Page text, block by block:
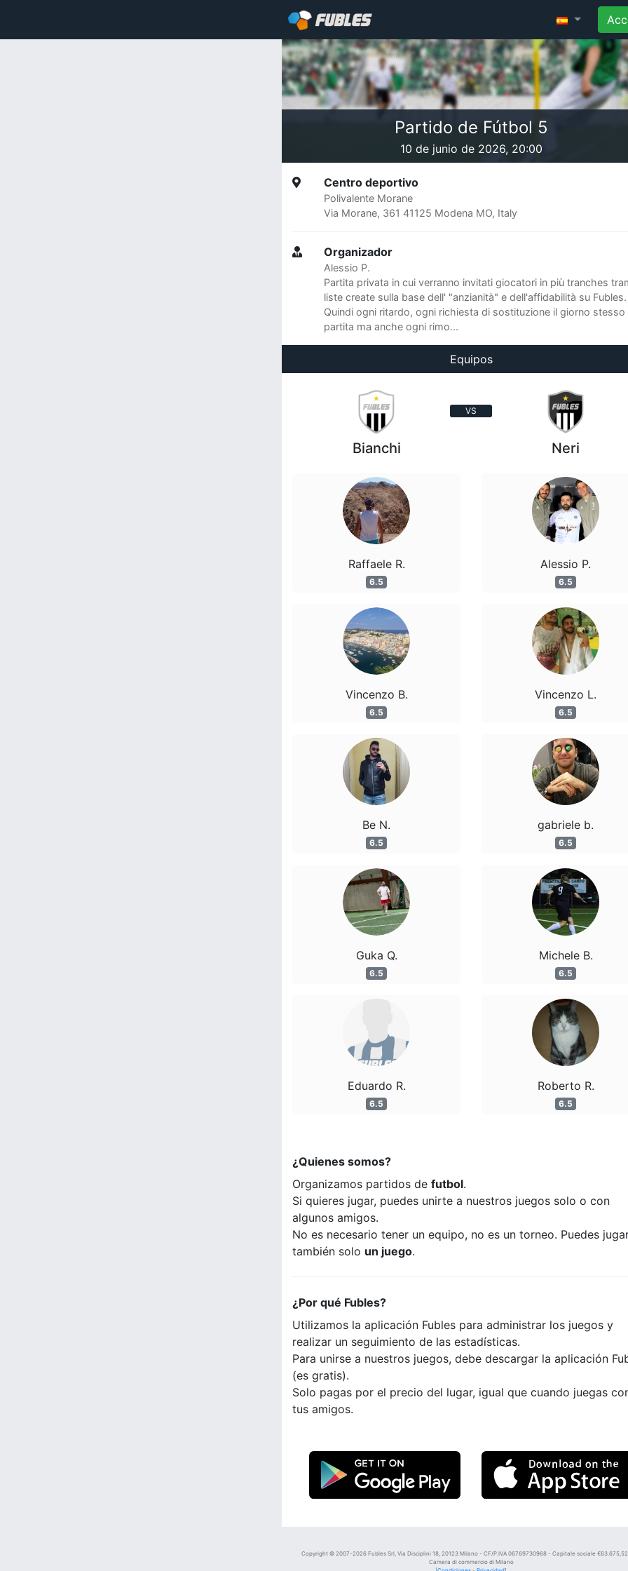
Partido de Fútbol 5
10 de junio de 2026, 20:00
Centro deportivo
Polivalente Morane
Via Morane, 361 41125 Modena MO, Italy
Organizador
Alessio P.
Partita privata in cui verranno invitati giocatori in più tranches
liste create sulla base dell' "anzianità" e dell'affidabilità su Fubles.
Quindi ogni ritardo, ogni richiesta di sostituzione il giorno stesso
partita ma anche ogni rimo...
Equipos
VS
Bianchi
Raffaele R.
6.5
Vincenzo B.
6.5
Be N.
6.5
Guka Q.
6.5
Eduardo R.
6.5
Neri
Alessio P.
6.5
Vincenzo L.
6.5
gabriele b.
6.5
Michele B.
6.5
Roberto R.
6.5
¿Quienes somos?
Organizamos partidos de futbol.
Si quieres jugar, puedes unirte a nuestros juegos solo o con
algunos amigos.
No es necesario tener un equipo, no es un torneo. Puedes
también solo un juego.
¿Por qué Fubles?
Utilizamos la aplicación Fubles para administrar los juegos y
realizar un seguimiento de las estadísticas.
Para unirse a nuestros juegos, debe descargar la aplicación
(es gratis).
Solo pagas por el precio del lugar, igual que cuando juegas
tus amigos.
Copyright © 2007-2026 Fubles Srl, Via Disciplini 18, 20123 Milano - CF/P.IVA 06769730968 - Capitale sociale
Camera di commercio di Milano